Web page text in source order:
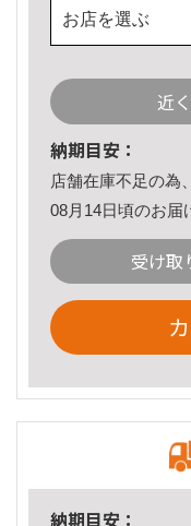
お店を選ぶ
近
納期目安：
店舗在庫不足の為
08月14日頃のお届
受け取
納期目安：